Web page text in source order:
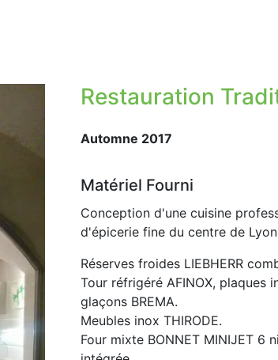
Restauration
Automne 2017
Matériel Fourni
Conception d'une cuisine
d'épicerie fine du centre de
Réserves froides LIEBHERR
Tour réfrigéré AFINOX, plaques
glaçons BREMA.
Meubles inox THIRODE.
Four mixte BONNET MINIJET 6